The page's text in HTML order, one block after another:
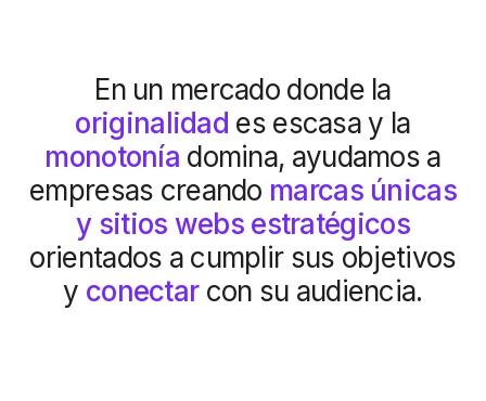
En un mercado donde la
originalidad es escasa y la
monotonía domina ayudamos a
empresas creando marcas únicas
y sitios webs estratégicos
orientados a cumplir sus objetivos
y conectar con su audiencia.